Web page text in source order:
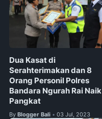
Dua Kasat di
Serahterimakan dan 8
Orang Personil Polres
Bandara Ngurah Rai Naik
Pangkat
By Blogger Bali • 03 Jul, 2023